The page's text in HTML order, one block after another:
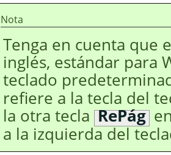
Nota
Tenga en cuenta que
inglés, estándar para
teclado
refiere a la tecla del
la otra tecla RePág
a la izquierda del